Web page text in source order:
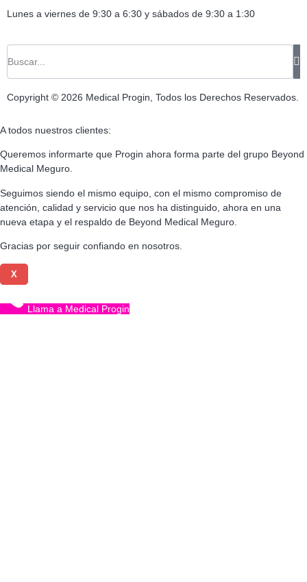
Lunes a viernes de 9:30 a 6:30 y sábados de 9:30 a 1:30
Copyright © 2026 Medical Progin, Todos los Derechos Reservados.
A todos nuestros clientes:
Queremos informarte que Progin ahora forma parte del grupo Beyond
Medical Meguro.
Seguimos siendo el mismo equipo, con el mismo compromiso de
atención, calidad y servicio que nos ha distinguido, ahora en una
nueva etapa y el respaldo de Beyond Medical Meguro.
Gracias por seguir confiando en nosotros.
X
Llama a Medical Progin